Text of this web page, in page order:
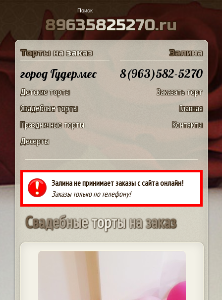
89635825270.ru
Торты на заказ
город Гудермес
Детские торты
Свадебные торты
Праздничные торты
Десерты
Залина
8(963)582-5270
Заказать торт
Главная
Контакты
Залина не принимает заказы с сайта онлайн!
Заказы только по телефону!
Свадебныетортыназаказ